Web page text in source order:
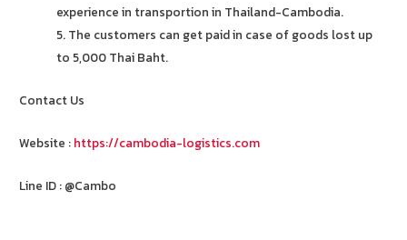
experience in transportion in Thailand-Cambodia.
5. The customers can get paid in case of goods lost up
to 5,000 Thai Baht.
Contact Us
Website : https://cambodia-logistics.com
Line ID : @Cambo